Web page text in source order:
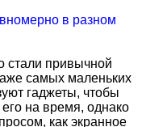
в разном
привычной
самых маленьких
гаджеты, чтобы
на время, однако
как экранное